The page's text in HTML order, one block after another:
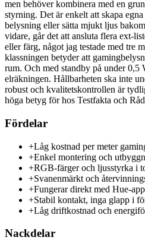
men behöver kombinera med en
styrning. Det är enkelt att skapa
belysning eller sätta mjukt ljus
vidare, går det att ansluta flera ext-
eller färg, något jag testade med tre
klassningen betyder att
rum. Och med standby på under 0,5
elräkningen. Hållbarheten ska inte
robust och kvalitetskontrollen är
höga betyg för hos Testfakta och
Fördelar
+Låg kostnad per meter
+Enkel montering och
+RGB-färger och ljusstyrka i
+Svanenmärkt och
+Fungerar direkt med Hue-
+Stabil kontakt, inga glapp i
+Låg driftkostnad och
Nackdelar